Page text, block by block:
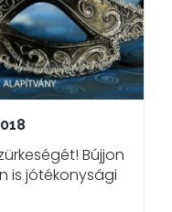
Bújjon
is jótékonysági